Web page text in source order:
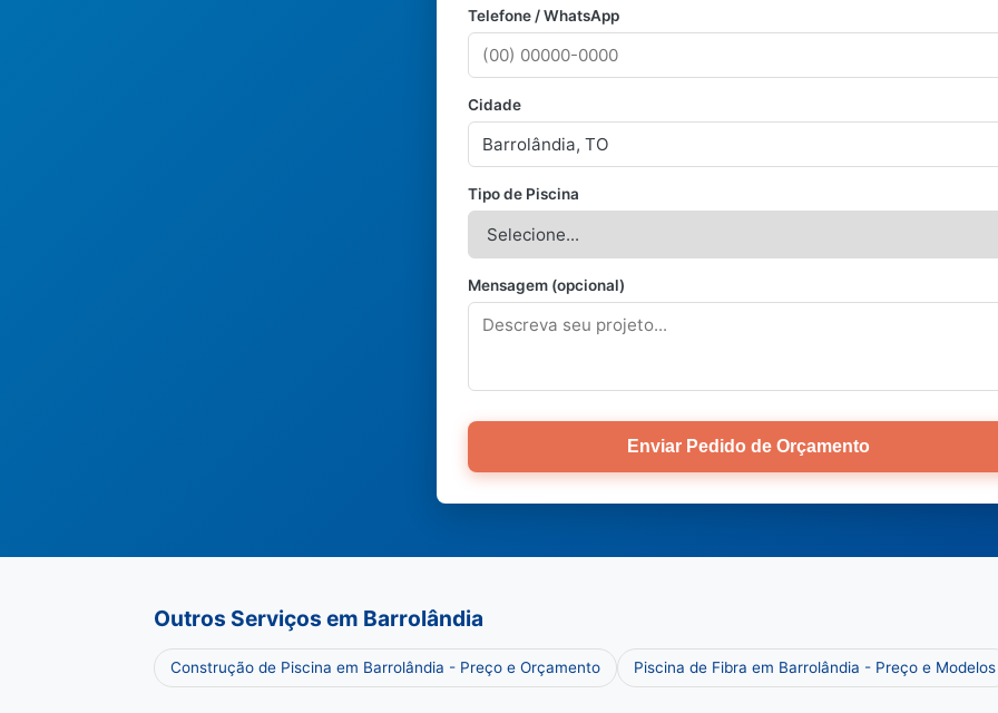
Telefone / WhatsApp
Cidade
Tipo de Piscina
Mensagem (opcional)
Enviar Pedido de Orçamento
Outros Serviços em Barrolândia
Construção de Piscina em Barrolândia - Preço e Orçamento Piscina de Fibra em Barrolândia - Preço e Modelos